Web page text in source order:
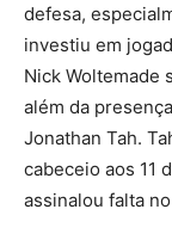
defesa,
investiu em
Nick Woltemade
além da
Jonathan Tah.
cabeceio aos 11
assinalou falta